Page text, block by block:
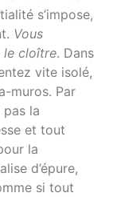
s’impose,
Vous
le cloître. Dans
vite isolé,
muros. Par
la
et tout
la
d’épure,
si tout